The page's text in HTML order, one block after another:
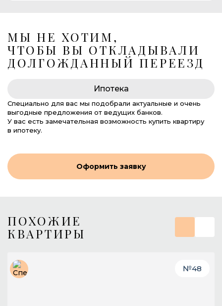
МЫ НЕ ХОТИМ,
ЧТОБЫ ВЫ ОТКЛАДЫВАЛИ
ДОЛГОЖДАННЫЙ ПЕРЕЕЗД
Ипотека
Специально для вас мы подобрали актуальные и очень
выгодные предложения от ведущих банков.
У вас есть замечательная возможность купить квартиру
в ипотеку.
Оформить заявку
ПОХОЖИЕ
КВАРТИРЫ
№48